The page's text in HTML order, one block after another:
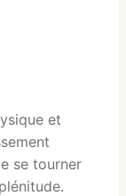
et
se tourner